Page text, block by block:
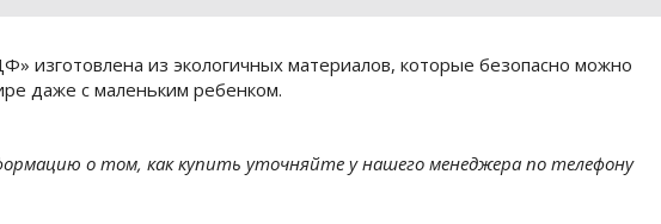
изготовлена из экологичных материалов, которые безопасно можно
даже с маленьким ребенком.
о том, как купить уточняйте у нашего менеджера по телефону